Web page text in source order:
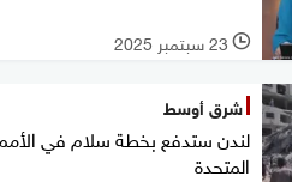
l 23 سبتمبر 2025
شرق أوسط
لندن ستدفع بخطة سلام في
المتحدة